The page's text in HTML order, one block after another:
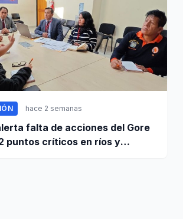
hace 2 semanas
falta de acciones del Gore
puntos críticos en ríos y